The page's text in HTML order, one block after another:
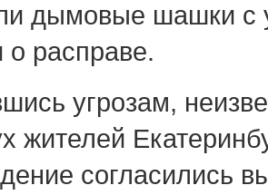
дымовые шашки
о расправе.
угрозам,
жителей
согласились